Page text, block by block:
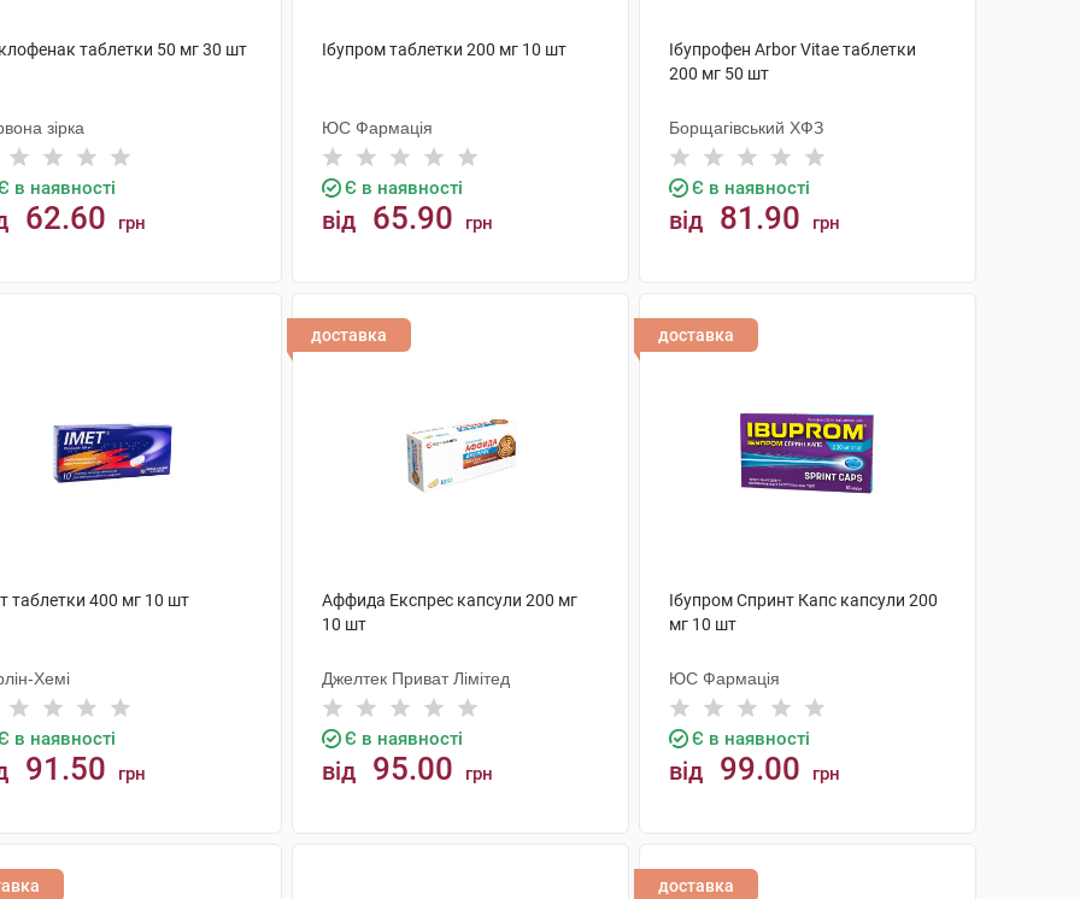
таблетки 50 мг 30 шт
зірка
в наявності
62.60 грн
Ібупром таблетки 200 мг 10 шт
ЮС Фармація
Є в наявності
від 65.90 грн
Ібупрофен Arbor Vitae таблетки
200 мг 50 шт
Борщагівський ХФЗ
Є в наявності
від 81.90 грн
таблетки 400 мг 10 шт
Хемі
в наявності
91.50 грн
доставка
Аффида Експрес капсули 200 мг
10 шт
Джелтек Приват Лімітед
Є в наявності
від 95.00 грн
доставка
Ібупром Спринт Капс капсули 200
мг 10 шт
ЮС Фармація
Є в наявності
від 99.00 грн
доставка